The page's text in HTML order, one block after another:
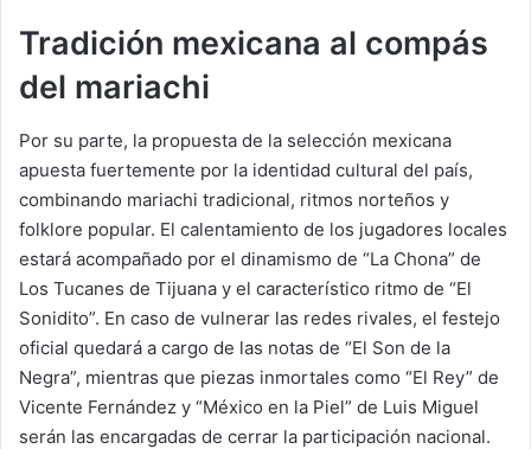
Tradición mexicana al compás
del mariachi
Por su parte, la propuesta de la selección mexicana
apuesta fuertemente por la identidad cultural del país,
combinando mariachi tradicional, ritmos norteños y
folklore popular. El calentamiento de los jugadores locales
estará acompañado por el dinamismo de “La Chona” de
Los Tucanes de Tijuana y el característico ritmo de “El
Sonidito”. En caso de vulnerar las redes rivales, el festejo
oficial quedará a cargo de las notas de “El Son de la
Negra”, mientras que piezas inmortales como “El Rey” de
Vicente Fernández y “México en la Piel” de Luis Miguel
serán las encargadas de cerrar la participación nacional.